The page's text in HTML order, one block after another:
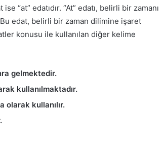
“at” edatıdır. “At” edatı, belirli bir zamanı
edat, belirli bir zaman dilimine işaret
konusu ile kullanılan diğer kelime
gelmektedir.
kullanılmaktadır.
olarak kullanılır.